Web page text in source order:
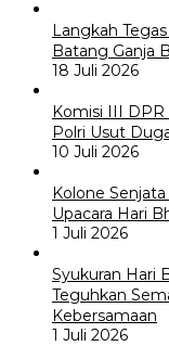
Langkah
Batang Ganja
18 Juli 2026
Komisi III DPR
Polri Usut
10 Juli 2026
Kolone
Upacara Hari
1 Juli 2026
Syukuran Hari
Teguhkan
Kebersamaan
1 Juli 2026